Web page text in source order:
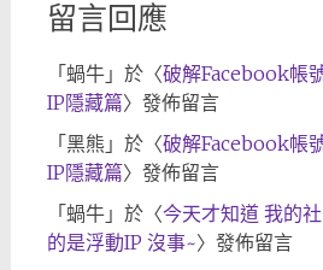
留言回應
「 蝸牛」於〈破解Facebook帳
IP隱藏篇〉發佈留言
「 黑熊 」於〈破解Facebook帳
IP隱藏篇〉發佈留言
「 蝸牛」於〈今天才知道 我的
的是浮動IP 沒事~〉發佈留言